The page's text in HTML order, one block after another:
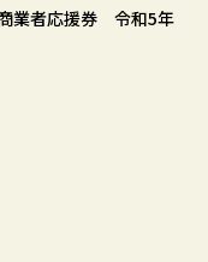
業者応援券 令和5年